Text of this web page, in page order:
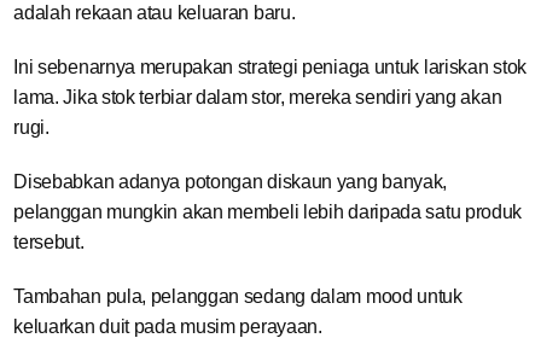
adalah rekaan atau keluaran baru.
Ini sebenarnya merupakan strategi peniaga untuk lariskan stok
lama. Jika stok terbiar dalam stor, mereka sendiri yang akan
rugi.
Disebabkan adanya potongan diskaun yang banyak,
pelanggan mungkin akan membeli lebih daripada satu produk
tersebut.
Tambahan pula, pelanggan sedang dalam mood untuk
keluarkan duit pada musim perayaan.